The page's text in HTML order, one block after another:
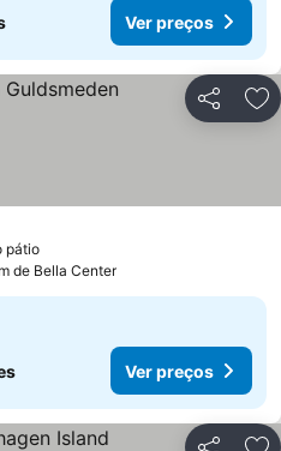
Ver preços
Partilhar
pátio
de Bella Center
Ver preços